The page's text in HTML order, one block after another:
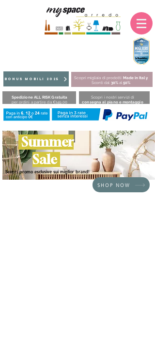
BONUS MOBILI 2025 Scopri migliaia di prodotti Made in Italy
Sconti dal 30%al50%
Spedizione ALL RISK Gratuita
per ordini a partire da €149,00
Scopri i nostri servizi di
consegna al piano e montaggio
Summer
Sale
SHOP NOW
Scopri promo esclusive sui miglior brand!